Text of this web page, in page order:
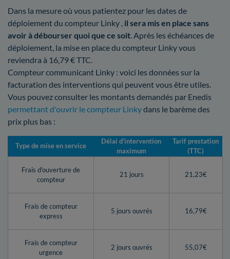
Dans la mesure où vous patientez pour les dates de
déploiement du compteur Linky , il sera mis en place sans
avoir à débourser quoi que ce soit. Après les échéances de
déploiement, la mise en place du compteur Linky vous
reviendra à 16,79 € TTC.
Compteur communicant Linky : voici les données sur la
facturation des interventions qui peuvent vous être utiles.
Vous pouvez consulter les montants demandés par Enedis
permettant d'ouvrir le compteur Linkydans le barème des
prix plus bas :
Type de mise en service
Délai d’intervention
maximum
Tarif prestation
(TTC)
Frais d'ouverture de
compteur
21 jours 21,23€
Frais de compteur
express
5 jours ouvrés 16,79€
Frais de compteur
urgence
2 jours ouvrés 55,07€